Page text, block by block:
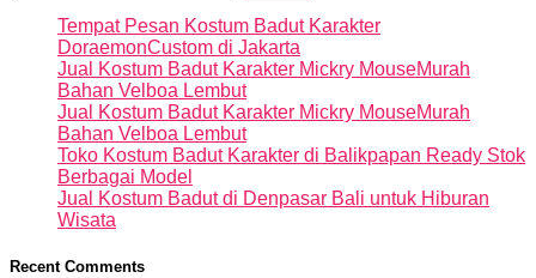
Tempat Pesan Kostum Badut Karakter
DoraemonCustom di Jakarta
Jual Kostum Badut Karakter Mickry MouseMurah
Bahan Velboa Lembut
Jual Kostum Badut Karakter Mickry MouseMurah
Bahan Velboa Lembut
Toko Kostum Badut Karakter di Balikpapan Ready Stok
Berbagai Model
Jual Kostum Badut di Denpasar Bali untuk Hiburan
Wisata
Recent Comments